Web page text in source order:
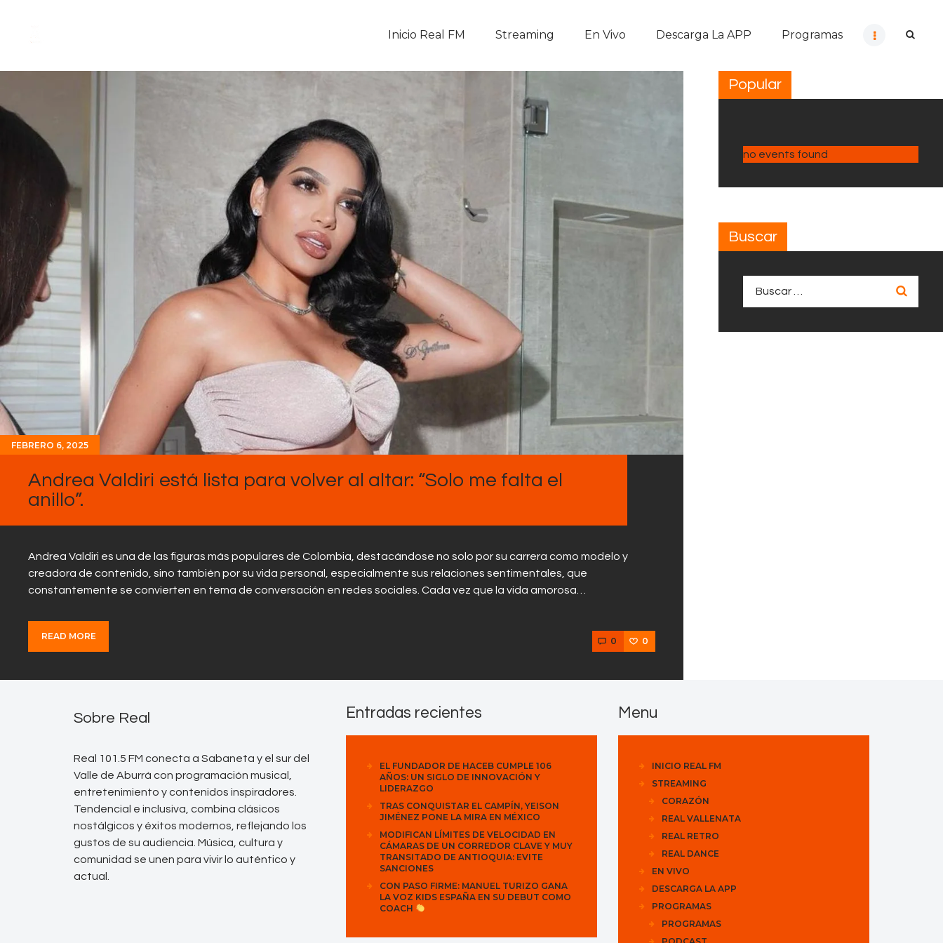
Inicio Real FM Streaming En Vivo Descarga La APP Programas
En Vivo
Descarga La APP
Programas
Noticias
Equipo
Sobre Nosotros
Contactos
FEBRERO 6, 2025
Andrea Valdiri está lista para volver al altar: “Solo me falta el
anillo”.
Andrea Valdiri es una de las figuras más populares de Colombia, destacándose no solo por su carrera como modelo y
creadora de contenido, sino también por su vida personal, especialmente sus relaciones sentimentales, que
constantemente se convierten en tema de conversación en redes sociales. Cada vez que la vida amorosa…
READ MORE 0 0
Popular
no events found
Buscar
Sobre Real
Real 101.5 FM conecta a Sabaneta y el sur del
Valle de Aburrá con programación musical,
entretenimiento y contenidos inspiradores.
Tendencial e inclusiva, combina clásicos
nostálgicos y éxitos modernos, reflejando los
gustos de su audiencia. Música, cultura y
comunidad se unen para vivir lo auténtico y
actual.
Entradas recientes
EL FUNDADOR DE HACEB CUMPLE 106
AÑOS: UN SIGLO DE INNOVACIÓN Y
LIDERAZGO
TRAS CONQUISTAR EL CAMPÍN, YEISON
JIMÉNEZ PONE LA MIRA EN MÉXICO
MODIFICAN LÍMITES DE VELOCIDAD EN
CÁMARAS DE UN CORREDOR CLAVE Y MUY
TRANSITADO DE ANTIOQUIA: EVITE
SANCIONES
CON PASO FIRME: MANUEL TURIZO GANA
LA VOZ KIDS ESPAÑA EN SU DEBUT COMO
COACH
Menu
INICIO REAL FM
STREAMING
CORAZÓN
REAL VALLENATA
REAL RETRO
REAL DANCE
EN VIVO
DESCARGA LA APP
PROGRAMAS
PROGRAMAS